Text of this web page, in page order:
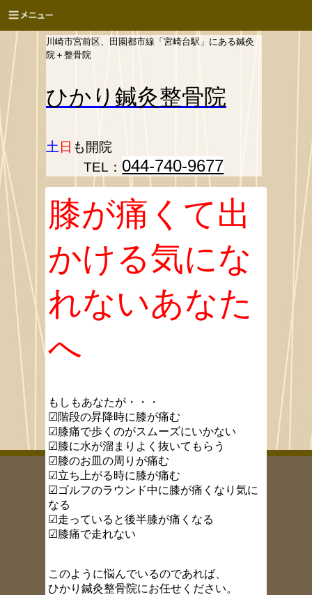
川崎市宮前区、田園都市線「宮崎台駅」にある鍼灸
院＋整骨院
ひかり 鍼灸整骨院
土 日 も開院
TEL： 044-740-9677
膝が痛くて出
かける気にな
れないあなた
へ
もしもあなたが・・・
☑階段の昇降時に膝が痛む
☑膝痛で歩くのがスムーズにいかない
☑膝に水が溜まりよく抜いてもらう
☑膝のお皿の周りが痛む
☑立ち上がる時に膝が痛む
☑ゴルフのラウンド中に膝が痛くなり気に
なる
☑走っていると後半膝が痛くなる
☑膝痛で走れない
このように悩んでいるのであれば、
ひかり鍼灸整骨院にお任せください。